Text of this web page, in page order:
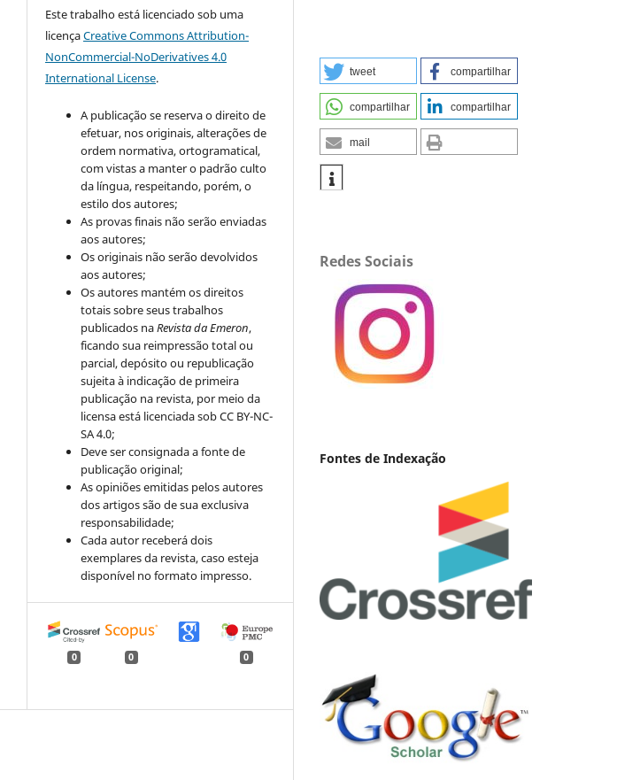
Este trabalho está licenciado sob uma
licençaCreative Commons Attribution-
NonCommercial-NoDerivatives 4.0
International License.
A publicação se reserva o direito de
efetuar, nos originais, alterações de
ordem normativa, ortogramatical,
com vistas a manter o padrão culto
da língua, respeitando, porém, o
estilo dos autores;
As provas finais não serão enviadas
aos autores;
Os originais não serão devolvidos
aos autores;
Os autores mantém os direitos
totais sobre seus trabalhos
publicados naRevista da Emeron,
ficando sua reimpressão total ou
parcial, depósito ou republicação
sujeita à indicação de primeira
publicação na revista, por meio da
licensa está licenciada sob CC BY-NC-
SA 4.0;
Deve ser consignada a fonte de
publicação original;
As opiniões emitidas pelos autores
dos artigos são de sua exclusiva
responsabilidade;
Cada autor receberá dois
exemplares da revista, caso esteja
disponível no formato impresso.
0 0 0
tweet compartilhar
compartilhar compartilhar
mail
Redes Sociais
Fontes de Indexação